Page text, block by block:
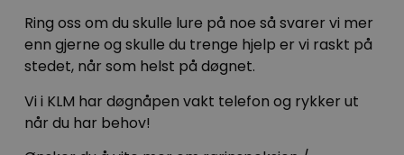
Ring oss om du skulle lure på noe så svarer vi mer
enn gjerne og skulle du trenge hjelp er vi raskt på
stedet, når som helst på døgnet.
Vi i KLM har døgnåpen vakt telefon og rykker ut
når du har behov!